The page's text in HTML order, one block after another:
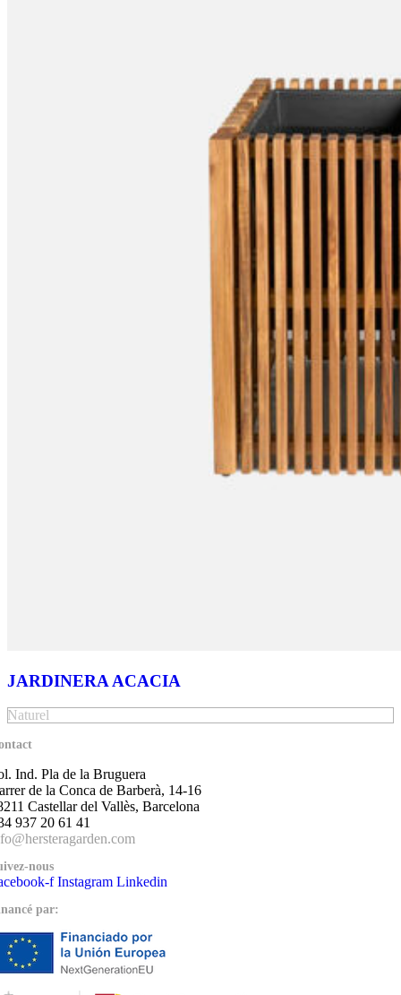
JARDINERA ACACIA
Naturel
Ind. Pla de la Bruguera
de la Conca de Barberà, 14-16
Castellar del Vallès, Barcelona
937 20 61 41
nous
f Instagram Linkedin
par: